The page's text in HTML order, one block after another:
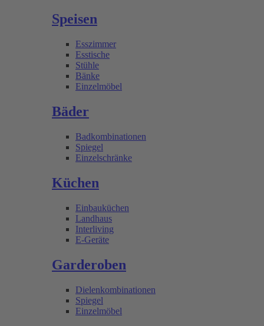
Speisen
Esszimmer
Esstische
Stühle
Bänke
Einzelmöbel
Bäder
Badkombinationen
Spiegel
Einzelschränke
Küchen
Einbauküchen
Landhaus
Interliving
E-Geräte
Garderoben
Dielenkombinationen
Spiegel
Einzelmöbel